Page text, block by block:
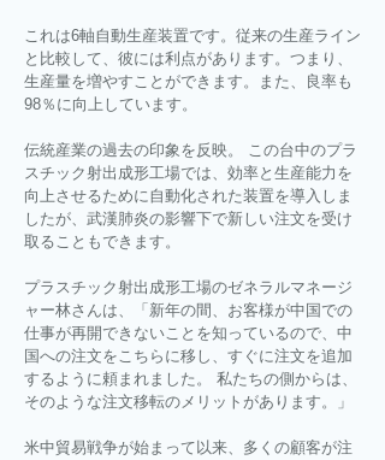
これは6軸自動生産装置です。従来の生産ライン
と比較して、彼には利点があります。つまり、
生産量を増やすことができます。また、良率も
98％に向上しています。
伝統産業の過去の印象を反映。 この台中のプラ
スチック射出成形工場では、効率と生産能力を
向上させるために自動化された装置を導入しま
したが、武漢肺炎の影響下で新しい注文を受け
取ることもできます。
プラスチック射出成形工場のゼネラルマネージ
ャー林さんは、「新年の間、お客様が中国での
仕事が再開できないことを知っているので、中
国への注文をこちらに移し、すぐに注文を追加
するように頼まれました。 私たちの側からは、
そのような注文移転のメリットがあります。」
米中貿易戦争が始まって以来、多くの顧客が注